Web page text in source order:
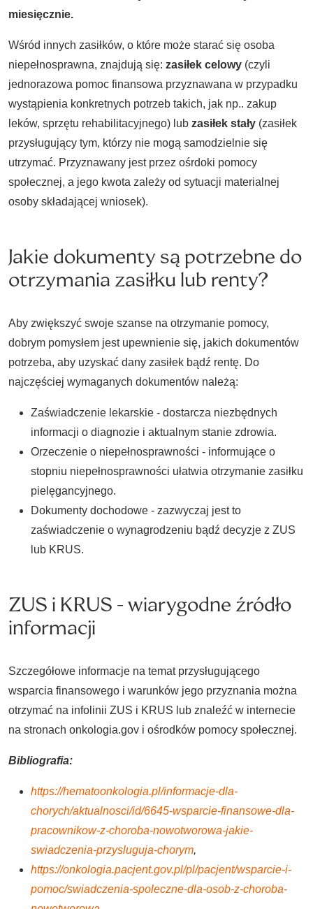
miesięcznie.
Wśród innych zasiłków, o które może starać się osoba
niepełnosprawna, znajdują się: zasiłek celowy (czyli
jednorazowa pomoc finansowa przyznawana w przypadku
wystąpienia konkretnych potrzeb takich, jak np.. zakup
leków, sprzętu rehabilitacyjnego) lub zasiłek stały (zasiłek
przysługujący tym, którzy nie mogą samodzielnie się
utrzymać. Przyznawany jest przez ośrdoki pomocy
społecznej, a jego kwota zależy od sytuacji materialnej
osoby składającej wniosek).
Jakie dokumenty są potrzebne do
otrzymania zasiłku lub renty?
Aby zwiększyć swoje szanse na otrzymanie pomocy,
dobrym pomysłem jest upewnienie się, jakich dokumentów
potrzeba, aby uzyskać dany zasiłek bądź rentę. Do
najczęściej wymaganych dokumentów należą:
Zaświadczenie lekarskie - dostarcza niezbędnych
informacji o diagnozie i aktualnym stanie zdrowia.
Orzeczenie o niepełnosprawności - informujące o
stopniu niepełnosprawności ułatwia otrzymanie zasiłku
pielęgancyjnego.
Dokumenty dochodowe - zazwyczaj jest to
zaświadczenie o wynagrodzeniu bądź decyzje z ZUS
lub KRUS.
ZUS i KRUS - wiarygodne źródło
informacji
Szczegółowe informacje na temat przysługującego
wsparcia finansowego i warunków jego przyznania można
otrzymać na infolinii ZUS i KRUS lub znaleźć w internecie
na stronach onkologia.gov i ośrodków pomocy społecznej.
Bibliografia:
https://hematoonkologia.pl/informacje-dla-
chorych/aktualnosci/id/6645-wsparcie-finansowe-dla-
pracownikow-z-choroba-nowotworowa-jakie-
swiadczenia-przysluguja-chorym,
https://onkologia.pacjent.gov.pl/pl/pacjent/wsparcie-i-
pomoc/swiadczenia-spoleczne-dla-osob-z-choroba-